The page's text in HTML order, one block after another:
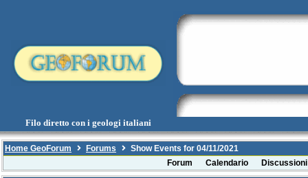
Filo diretto con i geologi italiani
Home GeoForum Forums
Show Events for 04/11/2021
Forum
Calendario